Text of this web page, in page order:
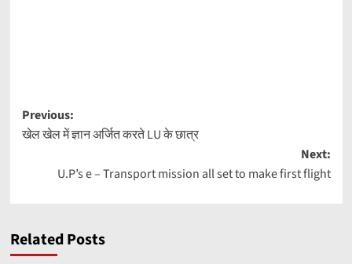
Post
navigation
Previous:
खेल खेल में ज्ञान अर्जित करते LU के छात्र
Next:
U.P’s e – Transport mission all set to make first flight
Related Posts